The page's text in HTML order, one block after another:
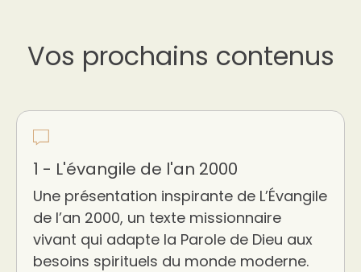
Vos prochains contenus
1 - L'évangile de l'an 2000
Une présentation inspirante de L’Évangile
de l’an 2000, un texte missionnaire
vivant qui adapte la Parole de Dieu aux
besoins spirituels du monde moderne.